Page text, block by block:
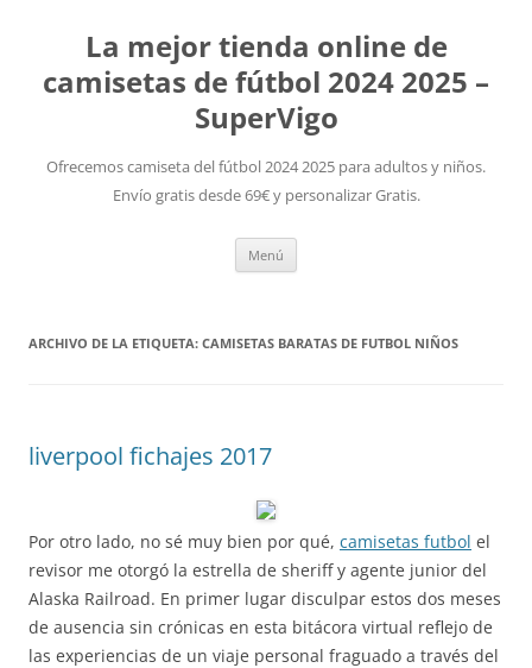
La mejor tienda online de
camisetas de fútbol 2024 2025 –
SuperVigo
Ofrecemos camiseta del fútbol 2024 2025 para adultos y niños.
Envío gratis desde 69€ y personalizar Gratis.
Menú
ARCHIVO DE LA ETIQUETA: CAMISETAS BARATAS DE FUTBOL NIÑOS
liverpool fichajes 2017
Por otro lado, no sé muy bien por qué, camisetas futbol el
revisor me otorgó la estrella de sheriff y agente junior del
Alaska Railroad. En primer lugar disculpar estos dos meses
de ausencia sin crónicas en esta bitácora virtual reflejo de
las experiencias de un viaje personal fraguado a través del